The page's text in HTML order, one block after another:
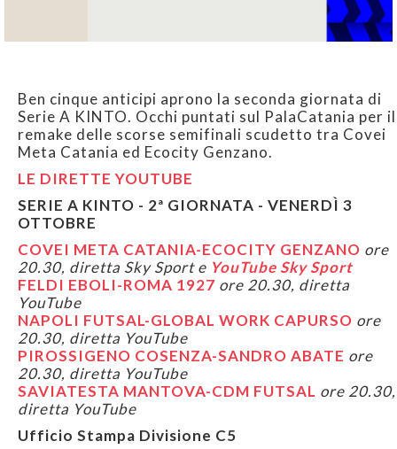
Ben cinque anticipi aprono la seconda giornata di
Serie A KINTO. Occhi puntati sul PalaCatania per il
remake delle scorse semifinali scudetto tra Covei
Meta Catania ed Ecocity Genzano.
LE DIRETTE YOUTUBE
SERIE A KINTO - 2ª GIORNATA - VENERDÌ 3
OTTOBRE
COVEI META CATANIA-ECOCITY GENZANO ore
20.30, diretta Sky Sport e YouTube Sky Sport
FELDI EBOLI-ROMA 1927 ore 20.30, diretta
YouTube
NAPOLI FUTSAL-GLOBAL WORK CAPURSO ore
20.30, diretta YouTube
PIROSSIGENO COSENZA-SANDRO ABATE ore
20.30, diretta YouTube
SAVIATESTA MANTOVA-CDM FUTSAL ore 20.30,
diretta YouTube
Ufficio Stampa Divisione C5